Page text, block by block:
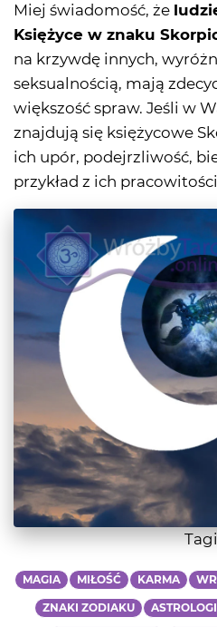
Miej świadomość, że
Księżyce w znaku
na krzywdę innych,
seksualnością, mają
większość spraw. Jeśli w
znajdują się księżycowe
ich upór, podejrzliwość,
przykład z ich
MAGIA MIŁOŚĆ KARMA
ZNAKI ZODIAKU